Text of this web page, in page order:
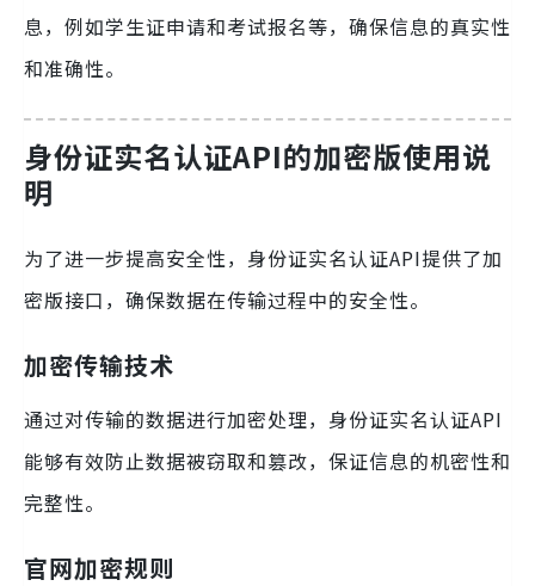
息，例如学生证申请和考试报名等，确保信息的真实性
和准确性。
身份证实名认证API的加密版使用说
明
为了进一步提高安全性，身份证实名认证API提供了加
密版接口，确保数据在传输过程中的安全性。
加密传输技术
通过对传输的数据进行加密处理，身份证实名认证API
能够有效防止数据被窃取和篡改，保证信息的机密性和
完整性。
官网加密规则